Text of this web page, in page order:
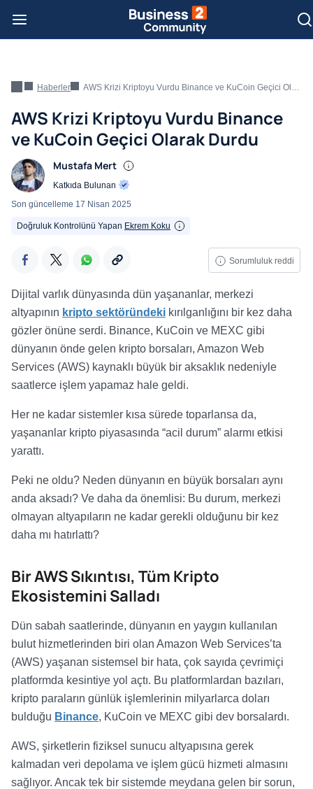
Haberler AWS Krizi Kriptoyu Vurdu Binance ve KuCoin Geçici Olarak Durdu
AWS Krizi Kriptoyu Vurdu Binance
ve KuCoin Geçici Olarak Durdu
Doğruluk Kontrolünü Yapan Ekrem Koku
Mustafa Mert
Katkıda Bulunan
Sorumluluk reddi
Son güncelleme 17 Nisan 2025
Dijital varlık dünyasında dün yaşananlar, merkezi
altyapının kripto sektöründeki kırılganlığını bir kez daha
gözler önüne serdi. Binance, KuCoin ve MEXC gibi
dünyanın önde gelen kripto borsaları, Amazon Web
Services (AWS) kaynaklı büyük bir aksaklık nedeniyle
saatlerce işlem yapamaz hale geldi.
Her ne kadar sistemler kısa sürede toparlansa da,
yaşananlar kripto piyasasında “acil durum” alarmı etkisi
yarattı.
Peki ne oldu? Neden dünyanın en büyük borsaları aynı
anda aksadı? Ve daha da önemlisi: Bu durum, merkezi
olmayan altyapıların ne kadar gerekli olduğunu bir kez
daha mı hatırlattı?
Bir AWS Sıkıntısı, Tüm Kripto
Ekosistemini Salladı
Dün sabah saatlerinde, dünyanın en yaygın kullanılan
bulut hizmetlerinden biri olan Amazon Web Services’ta
(AWS) yaşanan sistemsel bir hata, çok sayıda çevrimiçi
platformda kesintiye yol açtı. Bu platformlardan bazıları,
kripto paraların günlük işlemlerinin milyarlarca doları
bulduğu Binance, KuCoin ve MEXC gibi dev borsalardı.
AWS, şirketlerin fiziksel sunucu altyapısına gerek
kalmadan veri depolama ve işlem gücü hizmeti almasını
sağlıyor. Ancak tek bir sistemde meydana gelen bir sorun,